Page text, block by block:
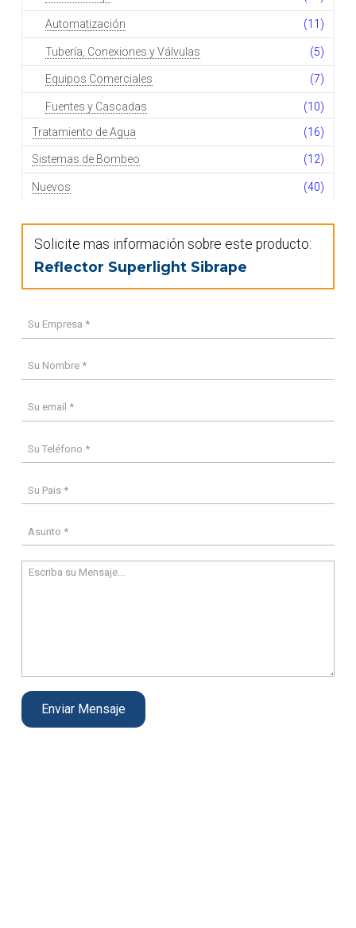
Automatización (11)
Tubería, Conexiones y Válvulas (5)
Equipos Comerciales (7)
Fuentes y Cascadas
(10)
Tratamiento de Agua
(16)
Sistemas de Bombeo (12)
Nuevos (40)
Solicite mas información sobre este producto:
Reflector Superlight Sibrape